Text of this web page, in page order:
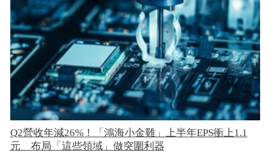
Q2營收年減26%！「鴻海小金雞」上半年EPS衝上1.1
元 布局「這些領域」做突圍利器